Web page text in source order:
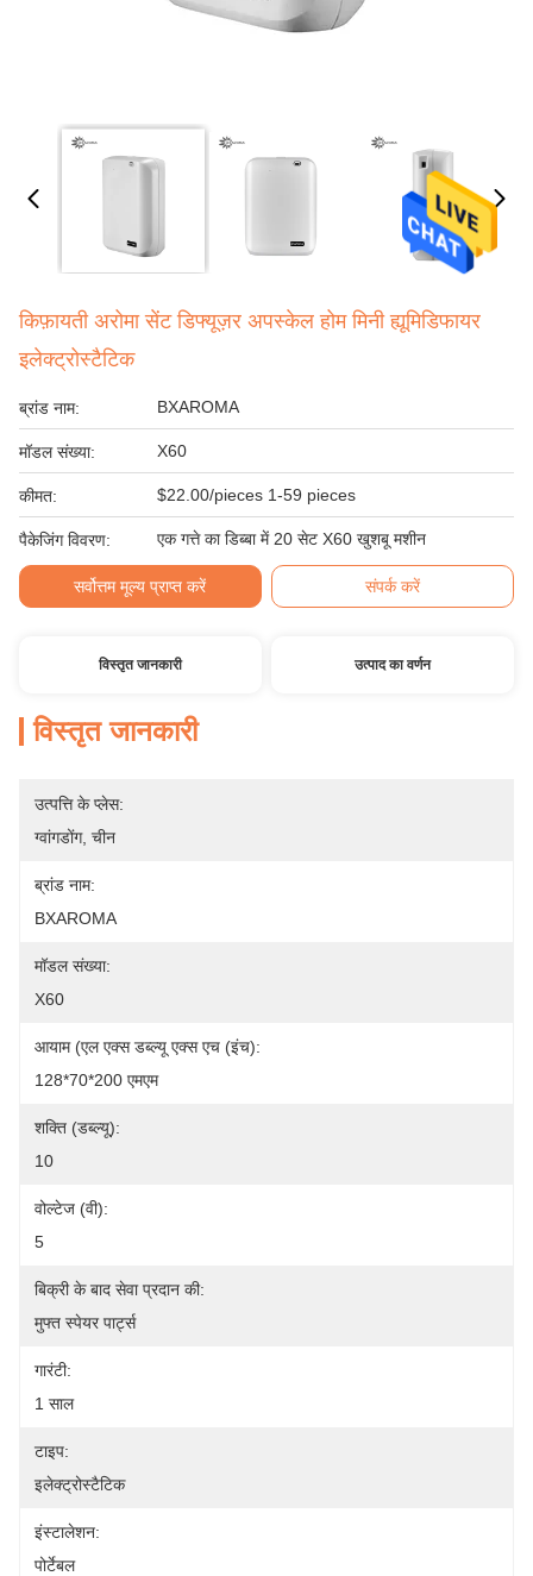
किफ़ायती अरोमा सेंट डिफ्यूज़र अपस्केल होम मिनी ह्यूमिडिफायर
इलेक्ट्रोस्टैटिक
ब्रांड नाम: BXAROMA
मॉडल संख्या: X60
कीमत: $22.00/pieces 1-59 pieces
पैकेजिंग विवरण: एक गत्ते का डिब्बा में 20 सेट X60 खुशबू मशीन
सर्वोत्तम मूल्य प्राप्त करें संपर्क करें
विस्तृत जानकारी उत्पाद का वर्णन
विस्तृत जानकारी
उत्पत्ति के प्लेस:
ग्वांगडोंग, चीन
ब्रांड नाम:
BXAROMA
मॉडल संख्या:
X60
आयाम (एल एक्स डब्ल्यू एक्स एच (इंच):
128*70*200 एमएम
शक्ति (डब्ल्यू):
10
वोल्टेज (वी):
5
बिक्री के बाद सेवा प्रदान की:
मुफ्त स्पेयर पार्ट्स
गारंटी:
1 साल
टाइप:
इलेक्ट्रोस्टैटिक
इंस्टालेशन:
पोर्टेबल